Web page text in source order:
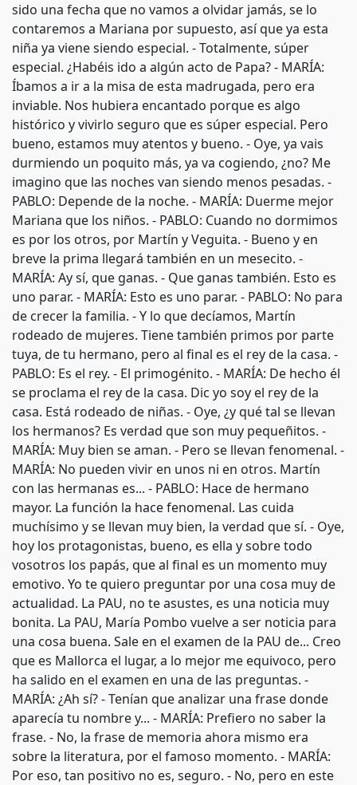
sido una fecha que no vamos a olvidar jamás, se lo
contaremos a Mariana por supuesto, así que ya esta
niña ya viene siendo especial. - Totalmente, súper
especial. ¿Habéis ido a algún acto de Papa? - MARÍA:
Íbamos a ir a la misa de esta madrugada, pero era
inviable. Nos hubiera encantado porque es algo
histórico y vivirlo seguro que es súper especial. Pero
bueno, estamos muy atentos y bueno. - Oye, ya vais
durmiendo un poquito más, ya va cogiendo, ¿no? Me
imagino que las noches van siendo menos pesadas. -
PABLO: Depende de la noche. - MARÍA: Duerme mejor
Mariana que los niños. - PABLO: Cuando no dormimos
es por los otros, por Martín y Veguita. - Bueno y en
breve la prima llegará también en un mesecito. -
MARÍA: Ay sí, que ganas. - Que ganas también. Esto es
uno parar. - MARÍA: Esto es uno parar. - PABLO: No para
de crecer la familia. - Y lo que decíamos, Martín
rodeado de mujeres. Tiene también primos por parte
tuya, de tu hermano, pero al final es el rey de la casa. -
PABLO: Es el rey. - El primogénito. - MARÍA: De hecho él
se proclama el rey de la casa. Dic yo soy el rey de la
casa. Está rodeado de niñas. - Oye, ¿y qué tal se llevan
los hermanos? Es verdad que son muy pequeñitos. -
MARÍA: Muy bien se aman. - Pero se llevan fenomenal. -
MARÍA: No pueden vivir en unos ni en otros. Martín
con las hermanas es... - PABLO: Hace de hermano
mayor. La función la hace fenomenal. Las cuida
muchísimo y se llevan muy bien, la verdad que sí. - Oye,
hoy los protagonistas, bueno, es ella y sobre todo
vosotros los papás, que al final es un momento muy
emotivo. Yo te quiero preguntar por una cosa muy de
actualidad. La PAU, no te asustes, es una noticia muy
bonita. La PAU, María Pombo vuelve a ser noticia para
una cosa buena. Sale en el examen de la PAU de... Creo
que es Mallorca el lugar, a lo mejor me equivoco, pero
ha salido en el examen en una de las preguntas. -
MARÍA: ¿Ah sí? - Tenían que analizar una frase donde
aparecía tu nombre y... - MARÍA: Prefiero no saber la
frase. - No, la frase de memoria ahora mismo era
sobre la literatura, por el famoso momento. - MARÍA:
Por eso, tan positivo no es, seguro. - No, pero en este